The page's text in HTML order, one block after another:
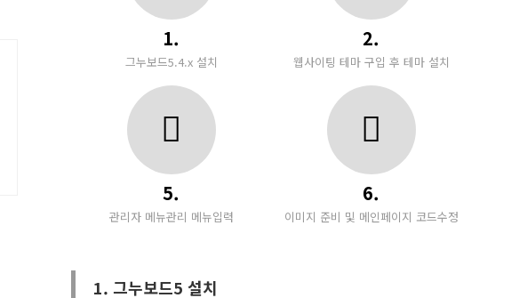
1.
그누보드5.4.x 설치
2.
웹사이팅 테마 구입 후 테마 설치
5.
관리자 메뉴관리 메뉴입력
6.
이미지 준비 및 메인페이지 코드수정
1. 그누보드5 설치